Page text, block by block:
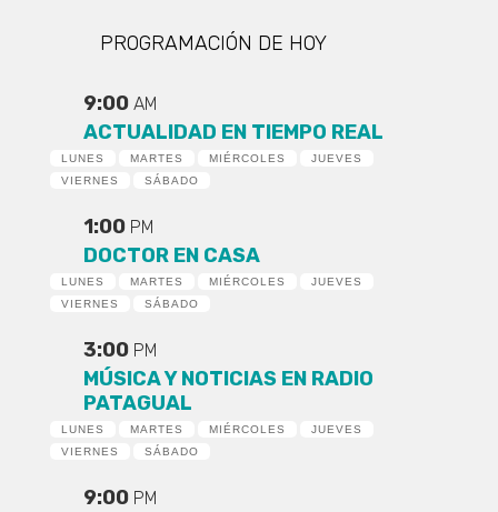
PROGRAMACIÓN DE HOY
9:00 AM
ACTUALIDAD EN TIEMPO REAL
LUNES MARTES MIÉRCOLES
JUEVES
VIERNES
SÁBADO
1:00 PM
DOCTOR EN CASA
LUNES MARTES MIÉRCOLES
JUEVES
VIERNES
SÁBADO
3:00 PM
MÚSICA Y NOTICIAS EN RADIO
PATAGUAL
LUNES MARTES MIÉRCOLES
JUEVES
VIERNES
SÁBADO
9:00 PM